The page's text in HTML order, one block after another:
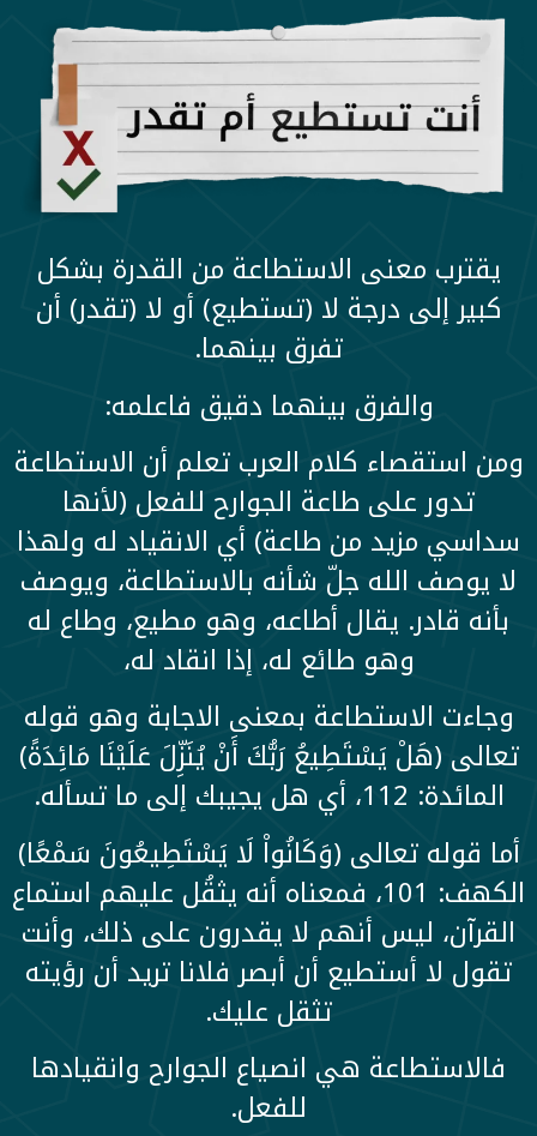
يقترب معنى الاستطاعة من القدرة بشكل
كبير إلى درجة لا (تستطيع) أو لا (تقدر) أن
تفرق بينهما.
والفرق بينهما دقيق فاعلمه:
ومن استقصاء كلام العرب تعلم أن الاستطاعة
تدور على طاعة الجوارح للفعل (لأنها
سداسي مزيد من طاعة) أي الانقياد له ولهذا
لا يوصف الله جلّ شأنه بالاستطاعة، ويوصف
بأنه قادر. يقال أطاعه، وهو مطيع، وطاع له
وهو طائع له، إذا انقاد له،
وجاءت الاستطاعة بمعنى الاجابة وهو قوله
تعالى (هَلْ يَسْتَطِيعُ رَبُّكَ أَنْ يُنَزِّلَ عَلَيْنَا مَائِدَةً)
المائدة: 112، أي هل يجيبك إلى ما تسأله.
أما قوله تعالى (وَكَانُواْ لَا يَسْتَطِيعُونَ سَمْعًا)
الكهف: 101، فمعناه أنه يثقُل عليهم استماع
القرآن، ليس أنهم لا يقدرون على ذلك، وأنت
تقول لا أستطيع أن أبصر فلانا تريد أن رؤيته
تثقل عليك.
فالاستطاعة هي انصياع الجوارح وانقيادها
للفعل.